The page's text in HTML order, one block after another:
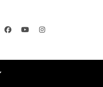
facebookyoutubeinstagram